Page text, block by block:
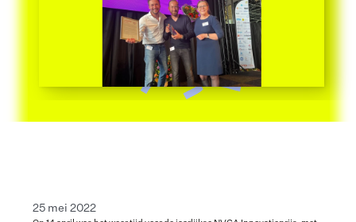
25 mei 2022